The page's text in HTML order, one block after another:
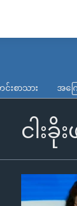
းစာသား အကြ
ငါး